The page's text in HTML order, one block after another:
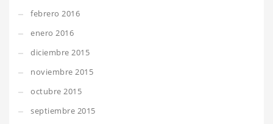
febrero 2016
enero 2016
diciembre 2015
noviembre 2015
octubre 2015
septiembre 2015